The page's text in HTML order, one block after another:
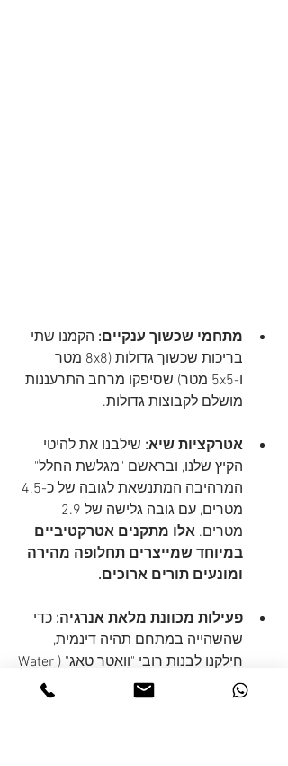
מתחמי שכשוך ענקיים: הקמנו שתי
בריכות שכשוך גדולות (8x8 מטר
ו-5x5 מטר) שסיפקו מרחב התרעננות
מושלם לקבוצות גדולות.
אטרקציות שיא: שילבנו את להיטי
הקיץ שלנו, ובראשם "מגלשת החלל"
מטרים. אלו מתקנים אטרקטיביים
במיוחד שמייצרים תחלופה מהירה
ומונעים תורים ארוכים.
פעילות מכוונת מלאת אנרגיה: כדי
שהשהייה במתחם תהיה דינמית,
חילקנו לבנות רובי "וואטר טאג" (Water
Tag) ויצרנו חווית מים קבוצתית